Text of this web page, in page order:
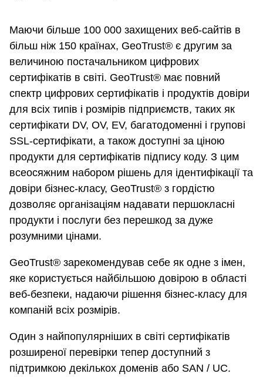
Маючи більше 100 000 захищених веб-сайтів в
більш ніж 150 країнах, GeoTrust® є другим за
величиною постачальником цифрових
сертифікатів в світі. GeoTrust® має повний
спектр цифрових сертифікатів і продуктів довіри
для всіх типів і розмірів підприємств, таких як
сертифікати DV, OV, EV, багатодоменні і групові
SSL-сертифікати, а також доступні за ціною
продукти для сертифікатів підпису коду. З цим
всеосяжним набором рішень для ідентифікації та
довіри бізнес-класу, GeoTrust® з гордістю
дозволяє організаціям надавати першокласні
продукти і послуги без перешкод за дуже
розумними цінами.
GeoTrust® зарекомендував себе як одне з імен,
яке користується найбільшою довірою в області
веб-безпеки, надаючи рішення бізнес-класу для
компаній всіх розмірів.
Один з найпопулярніших в світі сертифікатів
розширеної перевірки тепер доступний з
підтримкою декількох доменів або SAN / UC.